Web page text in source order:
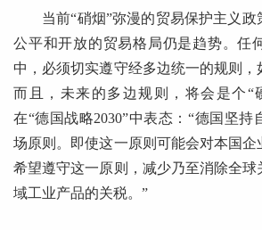
当前“硝烟”弥漫的贸易保护主义政
公平和开放的贸易格局仍是趋势。任
中，必须切实遵守经多边统一的规则，
而且，未来的多边规则，将会是个“
在“德国战略2030”中表态：“德国坚持
场原则。即使这一原则可能会对本国
希望遵守这一原则，减少乃至消除全球
域工业产品的关税。”